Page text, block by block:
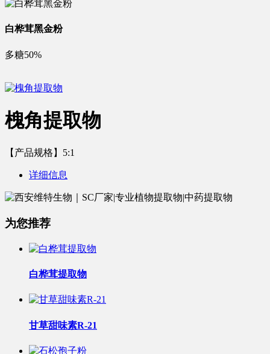
白桦茸黑金粉
多糖50%
槐角提取物
【产品规格】5:1
详细信息
为您推荐
白桦茸提取物
甘草甜味素R-21